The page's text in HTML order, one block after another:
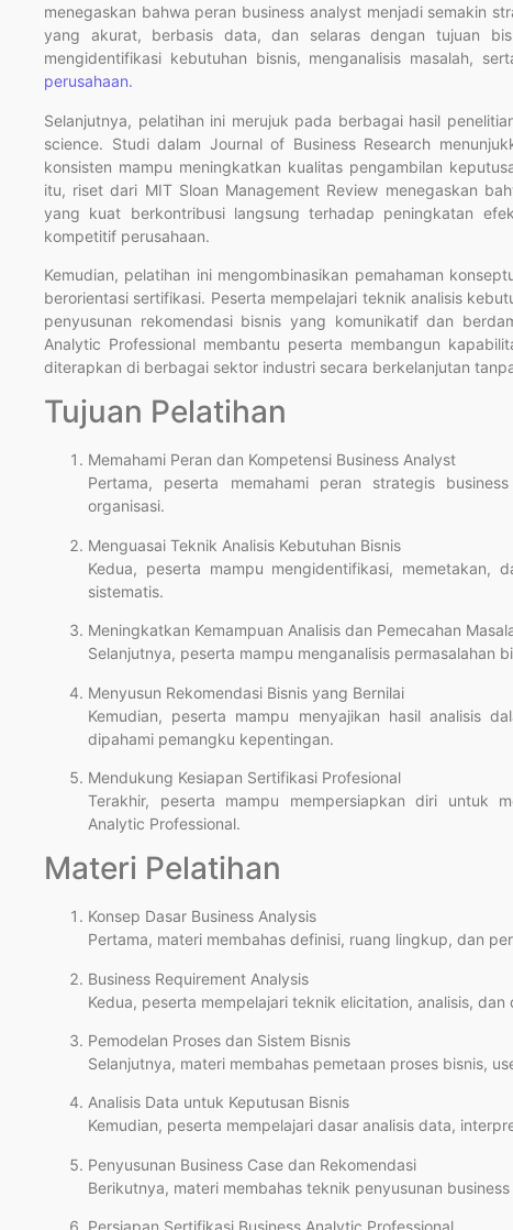
menegaskan bahwa peran business analyst menjadi semakin
yang akurat, berbasis data, dan selaras dengan tujuan
mengidentifikasi kebutuhan bisnis, menganalisis masalah,
perusahaan.
Selanjutnya, pelatihan ini merujuk pada berbagai hasil
science. Studi dalam Journal of Business Research
konsisten mampu meningkatkan kualitas pengambilan
itu, riset dari MIT Sloan Management Review menegaskan
yang kuat berkontribusi langsung terhadap peningkatan
kompetitif perusahaan.
Kemudian, pelatihan ini mengombinasikan pemahaman
berorientasi sertifikasi. Peserta mempelajari teknik analisis
penyusunan rekomendasi bisnis yang komunikatif dan
Analytic Professional membantu peserta membangun
diterapkan di berbagai sektor industri secara berkelanjutan
Tujuan Pelatihan
Memahami Peran dan Kompetensi Business Analyst
Pertama, peserta memahami peran strategis
organisasi.
Menguasai Teknik Analisis Kebutuhan Bisnis
Kedua, peserta mampu mengidentifikasi, memetakan,
sistematis.
Meningkatkan Kemampuan Analisis dan Pemecahan
Selanjutnya, peserta mampu menganalisis permasalahan
Menyusun Rekomendasi Bisnis yang Bernilai
Kemudian, peserta mampu menyajikan hasil analisis
dipahami pemangku kepentingan.
Mendukung Kesiapan Sertifikasi Profesional
Terakhir, peserta mampu mempersiapkan diri untuk
Analytic Professional.
Materi Pelatihan
Konsep Dasar Business Analysis
Pertama, materi membahas definisi, ruang lingkup, dan
Business Requirement Analysis
Kedua, peserta mempelajari teknik elicitation, analisis,
Pemodelan Proses dan Sistem Bisnis
Selanjutnya, materi membahas pemetaan proses bisnis,
Analisis Data untuk Keputusan Bisnis
Kemudian, peserta mempelajari dasar analisis data,
Penyusunan Business Case dan Rekomendasi
Berikutnya, materi membahas teknik penyusunan